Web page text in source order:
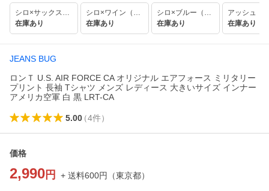
シロ×サックス（11）
在庫あり
シロ×ワイン（12）
在庫あり
シロ×ブルー（13）
在庫あり
アッシュ（
在庫あり
JEANS BUG
ロンＴ U.S. AIR FORCE CA オリジナル エアフォース ミリタリー
プリント 長袖 Tシャツ メンズ レディース 大きいサイズ インナー
アメリカ空軍 白 黒 LRT-CA
5.00（4件）
価格
2,990 円 + 送料600円 （東京都）